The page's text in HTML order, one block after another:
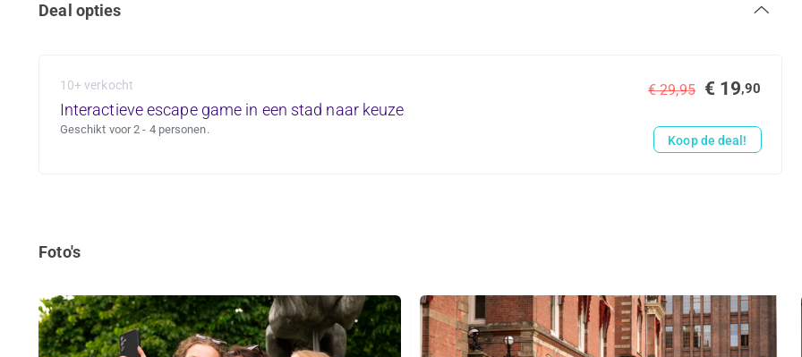
Deal opties
10+ verkocht
Interactieve escape game in een stad naar keuze
Geschikt voor 2 - 4 personen.
€ 29,95 € 19,90
Koop de deal!
Foto's